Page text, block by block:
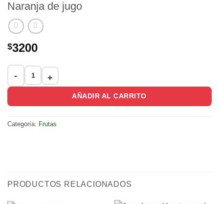
Naranja de jugo
$3200
Naranja de jugo cantidad
AÑADIR AL CARRITO
Categoría: Frutas
PRODUCTOS RELACIONADOS